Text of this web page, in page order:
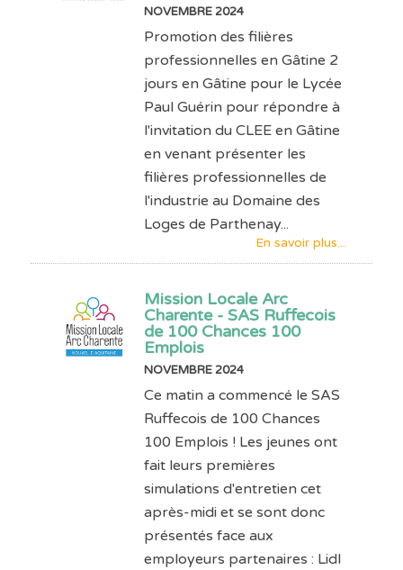
NOVEMBRE 2024
Promotion des filières
professionnelles en Gâtine 2
jours en Gâtine pour le Lycée
Paul Guérin pour répondre à
l'invitation du CLEE en Gâtine
en venant présenter les
filières professionnelles de
l'industrie au Domaine des
Loges de Parthenay...
En savoir plus...
Mission Locale Arc
Charente - SAS Ruffecois
de 100 Chances 100
Emplois
NOVEMBRE 2024
Ce matin a commencé le SAS
Ruffecois de 100 Chances
100 Emplois ! Les jeunes ont
fait leurs premières
simulations d'entretien cet
après-midi et se sont donc
présentés face aux
employeurs partenaires : Lidl